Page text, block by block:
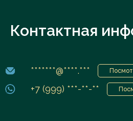
Контактная
*******@****.***
+7 (999) ***-**-**